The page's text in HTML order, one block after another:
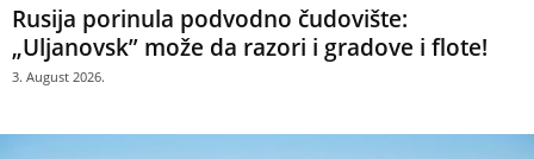
Rusija porinula podvodno čudovište:
„Uljanovsk” može da razori i gradove i flote!
3. August 2026.